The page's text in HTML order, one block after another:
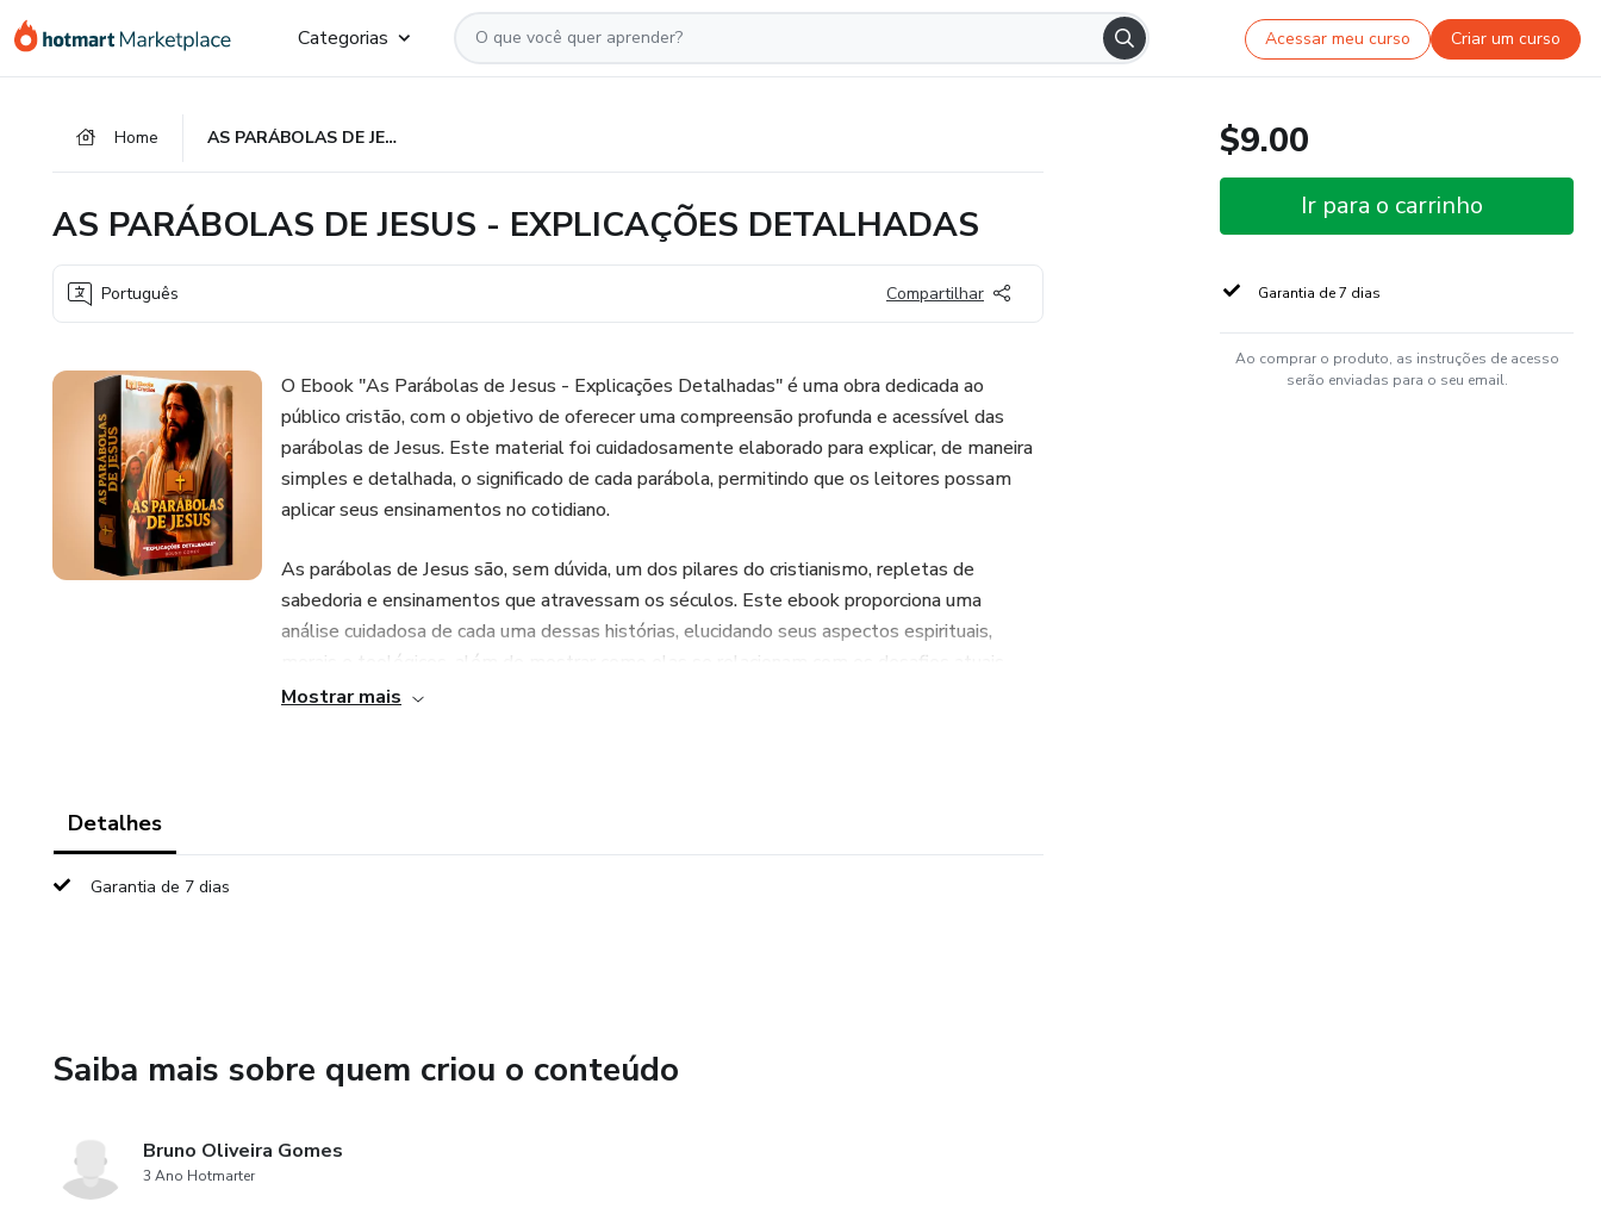
para
para
para
Categorias Acessar meu curso Criar um curso
Home AS PARÁBOLAS DE JESUS - EXPLICAÇÕES DETALHADAS
AS PARÁBOLAS DE JESUS - EXPLICAÇÕES DETALHADAS
Português Compartilhar
O Ebook "As Parábolas de Jesus - Explicações Detalhadas" é uma obra dedicada ao
público cristão, com o objetivo de oferecer uma compreensão profunda e acessível das
parábolas de Jesus. Este material foi cuidadosamente elaborado para explicar, de maneira
simples e detalhada, o significado de cada parábola, permitindo que os leitores possam
aplicar seus ensinamentos no cotidiano.
As parábolas de Jesus são, sem dúvida, um dos pilares do cristianismo, repletas de
sabedoria e ensinamentos que atravessam os séculos. Este ebook proporciona uma
análise cuidadosa de cada uma dessas histórias, elucidando seus aspectos espirituais,
morais e teológicos, além de mostrar como elas se relacionam com os desafios atuais.
Mostrar mais
Detalhes
Garantia de 7 dias
Saiba mais sobre quem criou o conteúdo
Bruno Oliveira Gomes
3 Ano Hotmarter
$9.00
Ir para o carrinho
Garantia de 7 dias
Ao comprar o produto, as instruções de acesso
serão enviadas para o seu email.